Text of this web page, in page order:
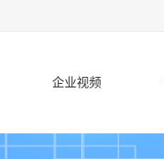
企业视频